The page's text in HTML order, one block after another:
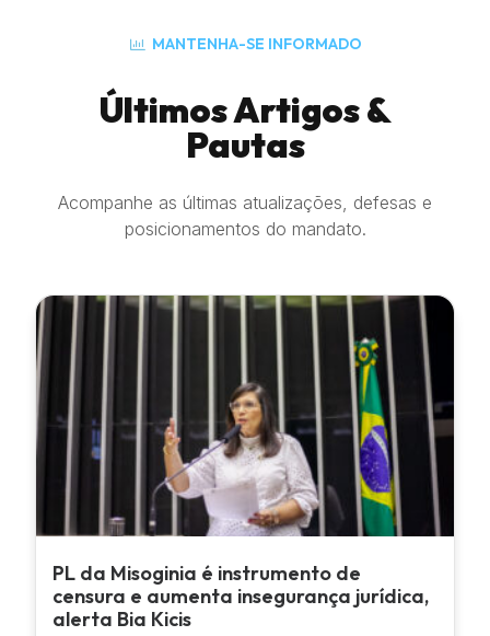
MANTENHA-SE INFORMADO
Últimos Artigos &
Pautas
Acompanhe as últimas atualizações, defesas e
posicionamentos do mandato.
PL da Misoginia é instrumento de
censura e aumenta insegurança jurídica,
alerta Bia Kicis